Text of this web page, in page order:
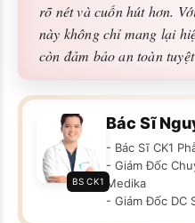
rõ nét và cuốn hút hơn.
này không chỉ mang lại
còn đảm bảo an toàn
BS CK1
Bác Sĩ
- Bác Sĩ CK1
- Giám Đốc
Medika
- Giám Đốc DC